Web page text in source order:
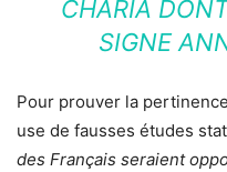
CHARIA
SIGNE
Pour prouver la
use de fausses études
des Français seraient